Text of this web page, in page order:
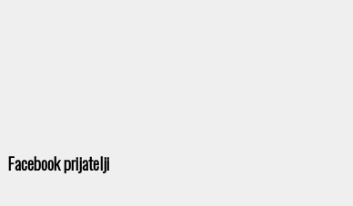
Facebook prijatelji